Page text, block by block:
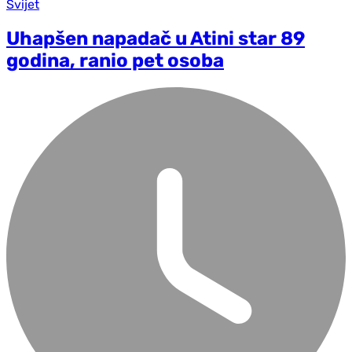
Svijet
Uhapšen napadač u Atini star 89
godina, ranio pet osoba